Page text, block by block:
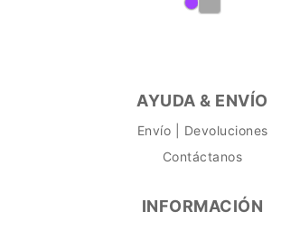
AYUDA & ENVÍO
Envío | Devoluciones
Contáctanos
INFORMACIÓN